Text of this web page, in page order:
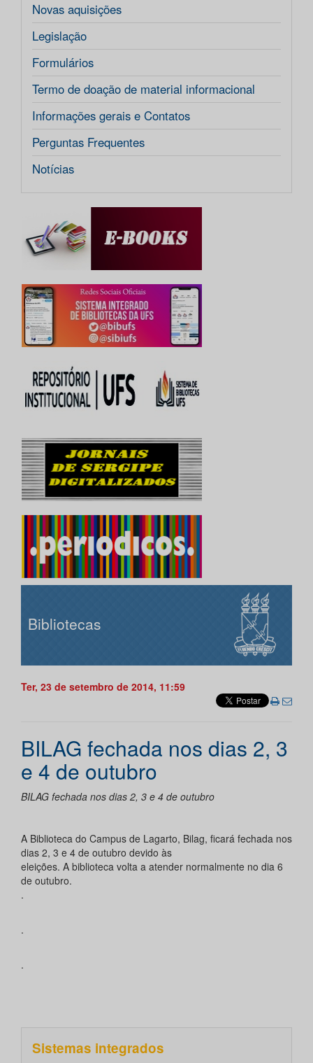
Novas aquisições
Legislação
Formulários
Termo de doação de material informacional
Informações gerais e Contatos
Perguntas Frequentes
Notícias
Bibliotecas
Ter, 23 de setembro de 2014, 11:59
BILAG fechada nos dias 2, 3
e 4 de outubro
BILAG fechada nos dias 2, 3 e 4 de outubro
A Biblioteca do Campus de Lagarto, Bilag, ficará fechada nos
dias 2, 3 e 4 de outubro devido às
eleições. A biblioteca volta a atender normalmente no dia 6
de outubro.
.
.
.
Sistemas integrados